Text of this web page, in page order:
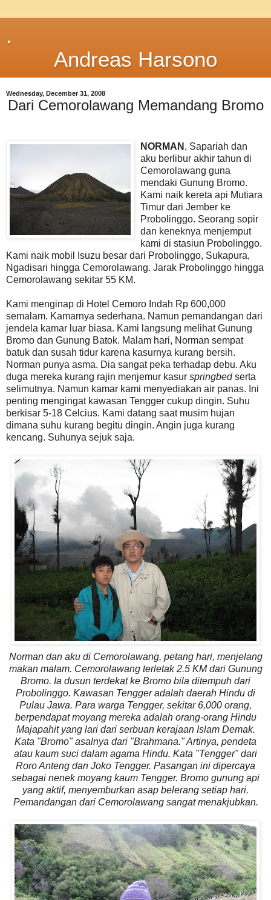
.
Andreas Harsono
Wednesday, December 31, 2008
Dari Cemorolawang Memandang Bromo
NORMAN , Sapariah dan
aku berlibur akhir tahun di
Cemorolawang guna
mendaki Gunung Bromo.
Kami naik kereta api Mutiara
Timur dari Jember ke
Probolinggo. Seorang sopir
dan keneknya menjemput
kami di stasiun Probolinggo.
Kami naik mobil Isuzu besar dari Probolinggo, Sukapura,
Ngadisari hingga Cemorolawang. Jarak Probolinggo hingga
Cemorolawang sekitar 55 KM.
Kami menginap di Hotel Cemoro Indah Rp 600,000
semalam. Kamarnya sederhana. Namun pemandangan dari
jendela kamar luar biasa. Kami langsung melihat Gunung
Bromo dan Gunung Batok. Malam hari, Norman sempat
batuk dan susah tidur karena kasurnya kurang bersih.
Norman punya asma. Dia sangat peka terhadap debu. Aku
duga mereka kurang rajin menjemur kasur springbedserta
selimutnya. Namun kamar kami menyediakan air panas. Ini
penting mengingat kawasan Tengger cukup dingin. Suhu
berkisar 5-18 Celcius. Kami datang saat musim hujan
dimana suhu kurang begitu dingin. Angin juga kurang
kencang. Suhunya sejuk saja.
Norman dan aku di Cemorolawang, petang hari, menjelang
makan malam. Cemorolawang terletak 2.5 KM dari Gunung
Bromo. Ia dusun terdekat ke Bromo bila ditempuh dari
Probolinggo. Kawasan Tengger adalah daerah Hindu di
Pulau Jawa. Para warga Tengger, sekitar 6,000 orang,
berpendapat moyang mereka adalah orang-orang Hindu
Majapahit yang lari dari serbuan kerajaan Islam Demak.
Kata "Bromo" asalnya dari "Brahmana." Artinya, pendeta
atau kaum suci dalam agama Hindu. Kata "Tengger" dari
Roro Anteng dan Joko Tengger. Pasangan ini dipercaya
sebagai nenek moyang kaum Tengger. Bromo gunung api
yang aktif, menyemburkan asap belerang setiap hari.
Pemandangan dari Cemorolawang sangat menakjubkan.